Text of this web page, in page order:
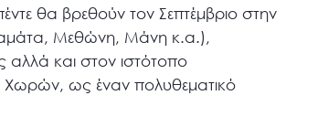
θα βρεθούν τον Σεπτέμβριο στην
Μεθώνη, Μάνη κ.α.),
και στον ιστότοπο
Χωρών, ως έναν πολυθεματικό